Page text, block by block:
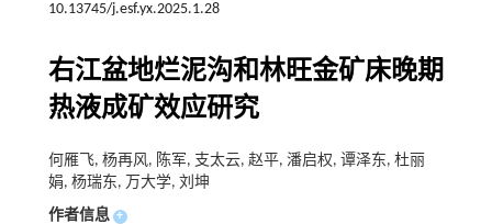
10.13745/j.esf.yx.2025.1.28
右江盆地烂泥沟和林旺金矿床晚期
热液成矿效应研究
何雁飞, 杨再风, 陈军, 支太云, 赵平, 潘启权, 谭泽东, 杜丽
娟, 杨瑞东, 万大学, 刘坤
作者信息 +